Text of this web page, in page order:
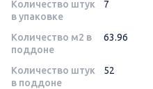
Количество штук
в упаковке
7
Количество м2 в
поддоне
63.96
Количество штук
в поддоне
52